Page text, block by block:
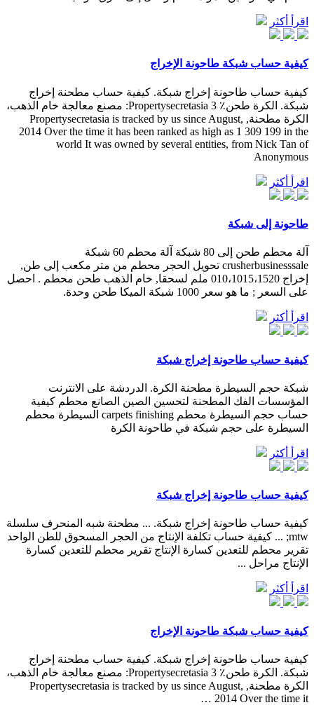
اقرأ أكثر
كيفية حساب شبكة طاحونة الإخراج
كيفية حساب طاحونة إخراج شبكة. كيفية حساب مطحنة إخراج
شبكة. الكرة طحن٪ 3 Propertysecretasia: مصنع معالجة خام الذهب،
الكرة مطحنة, Propertysecretasia is tracked by us since August,
2014 Over the time it has been ranked as high as 1 309 199 in the
world It was owned by several entities, from Nick Tan of
Anonymous
اقرأ أكثر
طاحونة إلى شبكة
آلة محطم طحن إلى 80 شبكة آلة محطم 60 شبكة
crusherbusinesssale تحويل الحجر محطم من متر مكعب إلى طن,
إخراج 010،1015،1520 ملم لسحقا, خام الذهب طحن محطم . احصل
على السعر ; ما هو سعر 1000 شبكة الميكا طحن وحدة.
اقرأ أكثر
كيفية حساب طاحونة إخراج شبكة
شبكة حجم السيطرة مطحنة الكرة. الدردشة على الانترنت
المؤسسات الفك المطحنة لتحسين الصين الصانع محطم كيفية
حساب حجم السيطرة محطم carpets finishing السيطرة محطم
السيطرة على حجم شبكة في طاحونة الكرة
اقرأ أكثر
كيفية حساب طاحونة إخراج شبكة
كيفية حساب طاحونة إخراج شبكة. ... مطحنة شبه المنحرف سلسلة
mtw; ... كيفية حساب تكلفة الإنتاج من الحجر المسحوق للطن الواحد
تقرير محطم للتعدين كسارة الإنتاج تقرير محطم للتعدين كسارة
الإنتاج مراحل ...
اقرأ أكثر
كيفية حساب شبكة طاحونة الإخراج
كيفية حساب طاحونة إخراج شبكة. كيفية حساب مطحنة إخراج
شبكة. الكرة طحن٪ 3 Propertysecretasia: مصنع معالجة خام الذهب،
الكرة مطحنة, Propertysecretasia is tracked by us since August,
2014 Over the time it …